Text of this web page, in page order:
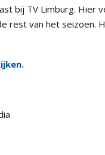
bij TV Limburg. Hier
rest van het seizoen.